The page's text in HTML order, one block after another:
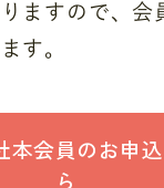
ますので、会
す。
本会員のお申
ら